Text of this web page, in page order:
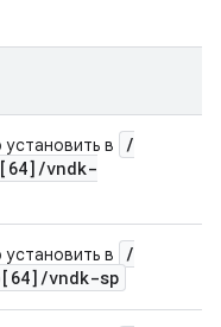
в
/
/vndk-
в
/
/vndk-sp